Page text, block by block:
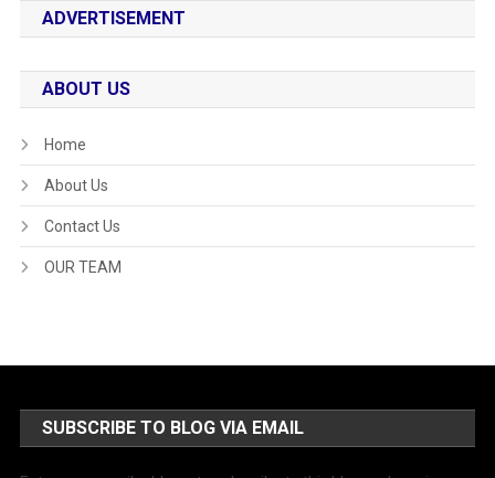
ADVERTISEMENT
ABOUT US
Home
About Us
Contact Us
OUR TEAM
SUBSCRIBE TO BLOG VIA EMAIL